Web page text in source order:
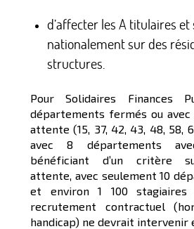
d’affecter les A titulaires et
nationalement sur des
structures.
Pour Solidaires Finances
départements fermés ou
attente (15, 37, 42, 43, 48, 58,
avec 8 départements
bénéficiant d’un critère
attente, avec seulement 10
et environ 1 100 stagiaires
recrutement contractuel
handicap) ne devrait intervenir